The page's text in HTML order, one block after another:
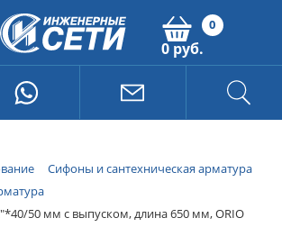
0
0 руб.
Сифоны и сантехническая арматура
50 мм с выпуском, длина 650 мм, ORIO